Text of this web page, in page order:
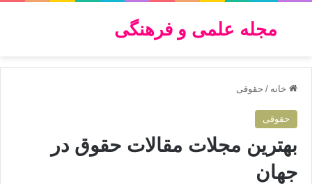
مجله علمی و فرهنگی
جستجو برای
خانه / حقوقی
حقوقی
بهترین مجلات مقالات حقوق در
جهان